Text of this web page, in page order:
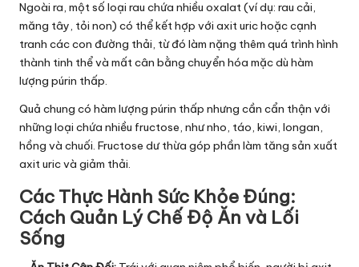
Ngoài ra, một số loại rau chứa nhiều oxalat (ví dụ: rau cải,
măng tây, tỏi non) có thể kết hợp với axit uric hoặc cạnh
tranh các con đường thải, từ đó làm nặng thêm quá trình hình
thành tinh thể và mất cân bằng chuyển hóa mặc dù hàm
lượng púrin thấp.
Quả chung có hàm lượng púrin thấp nhưng cần cẩn thận với
những loại chứa nhiều fructose, như nho, táo, kiwi, longan,
hồng và chuối. Fructose dư thừa góp phần làm tăng sản xuất
axit uric và giảm thải.
Các Thực Hành Sức Khỏe Đúng:
Cách Quản Lý Chế Độ Ăn và Lối
Sống